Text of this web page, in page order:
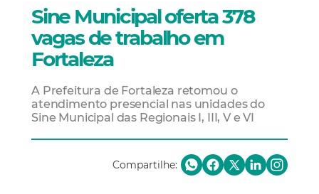
Sine Municipal oferta 378
vagas de trabalho em
Fortaleza
A Prefeitura de Fortaleza retomou o
atendimento presencial nas unidades do
Sine Municipal das Regionais I, III, V e VI
Compartilhe: